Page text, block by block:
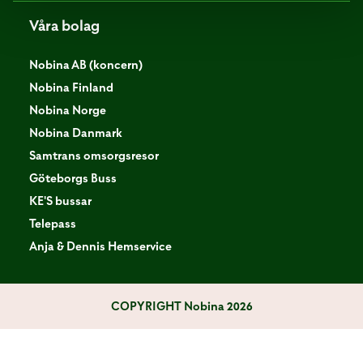
Våra bolag
Nobina AB (koncern)
Nobina Finland
Nobina Norge
Nobina Danmark
Samtrans omsorgsresor
Göteborgs Buss
KE'S bussar
Telepass
Anja & Dennis Hemservice
COPYRIGHTNobina 2026